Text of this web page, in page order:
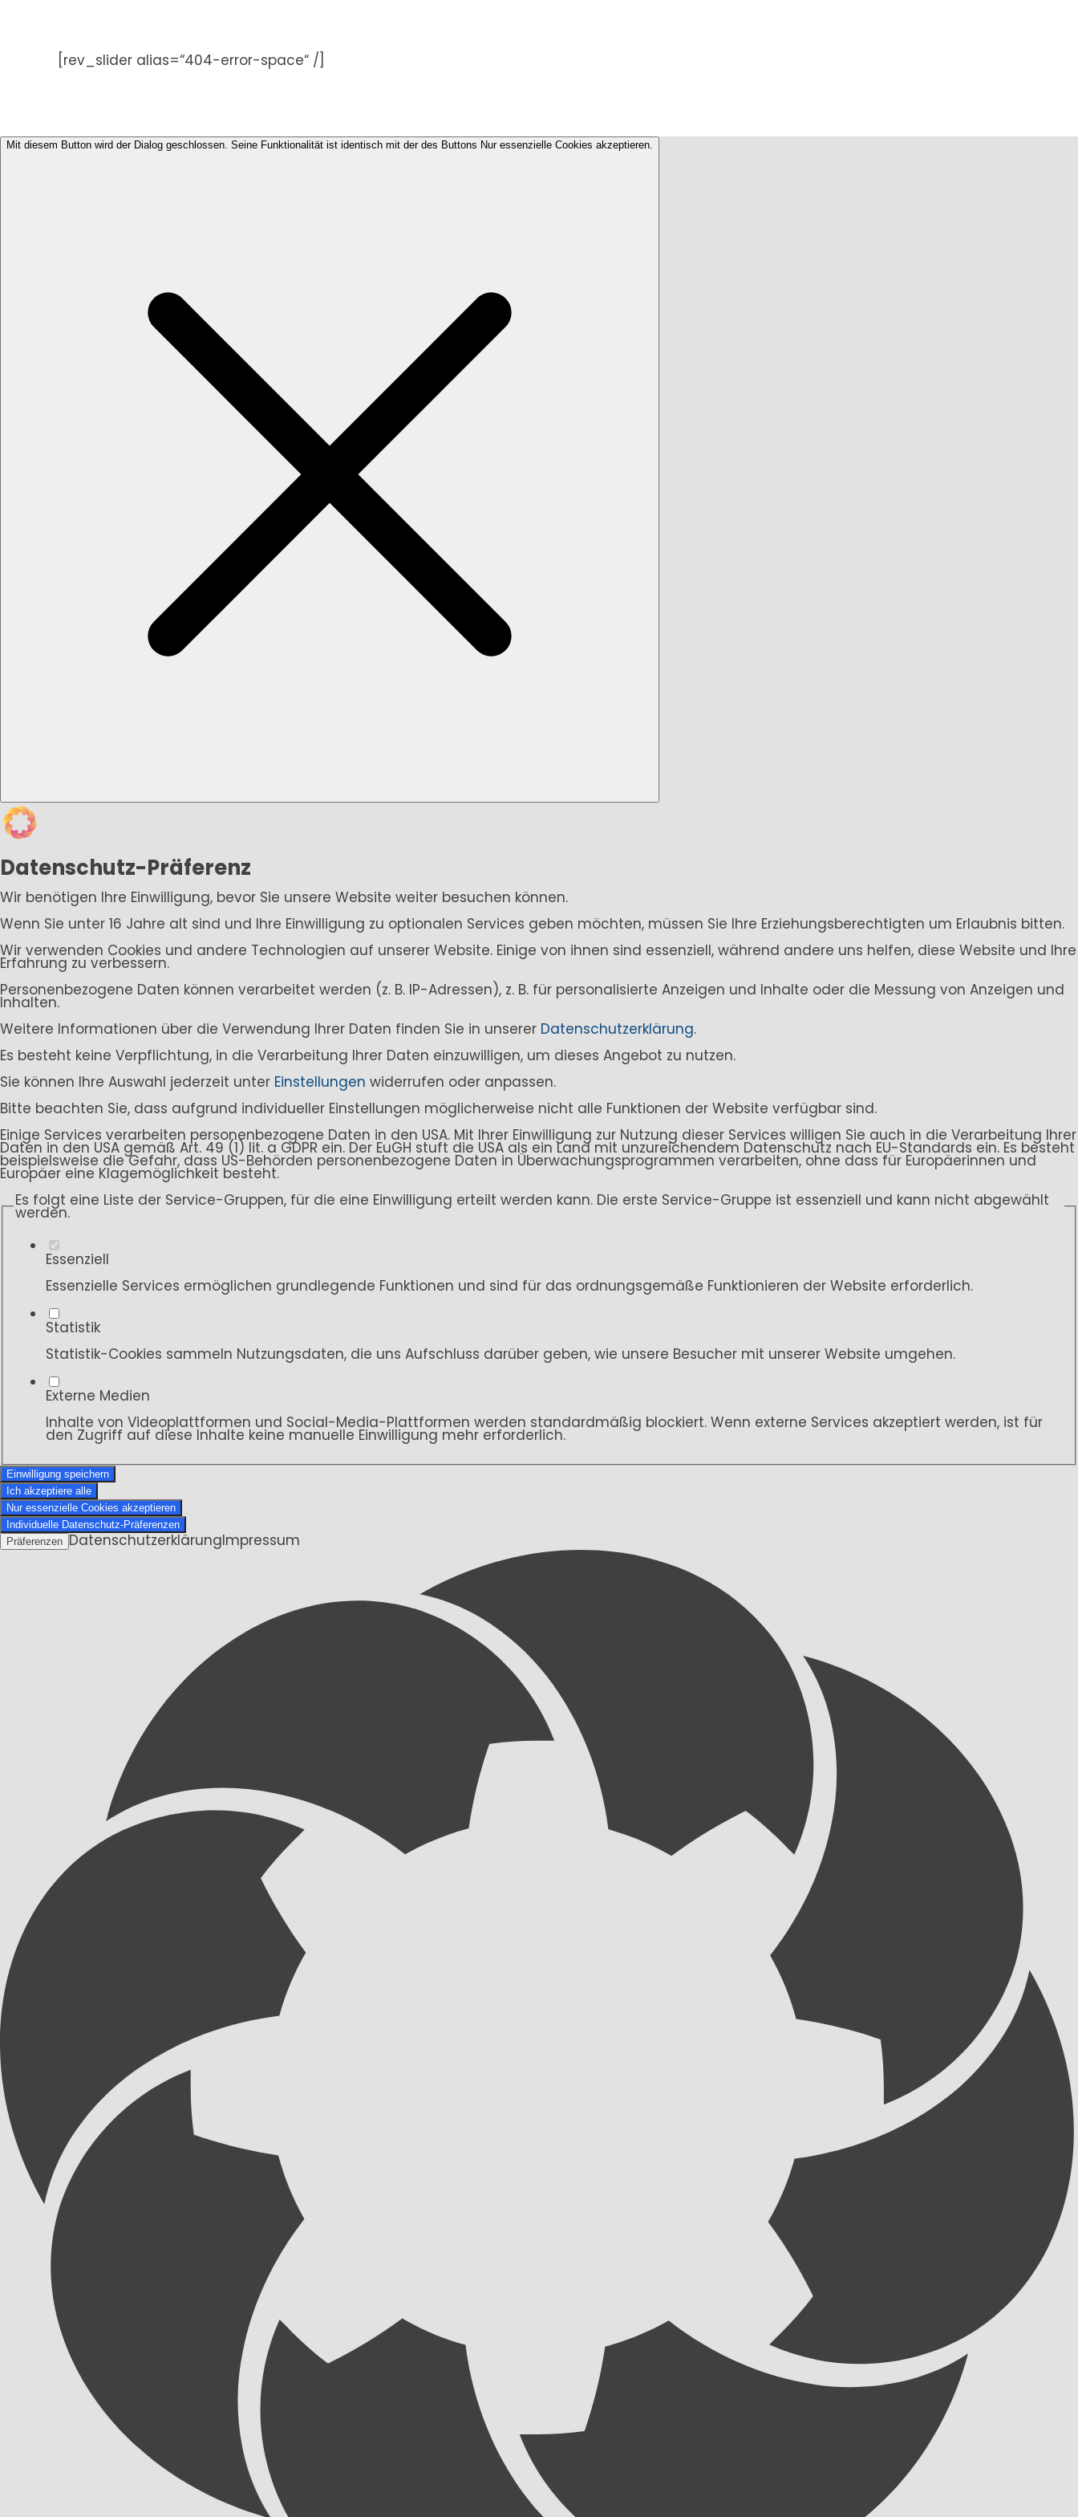
[rev_slider alias=“404-error-space“ /]
Mit diesem Button wird der Dialog geschlossen. Seine Funktionalität ist identisch mit der des Buttons Nur essenzielle Cookies akzeptieren.
Datenschutz-Präferenz
Wir benötigen Ihre Einwilligung, bevor Sie unsere Website weiter besuchen können.
Wenn Sie unter 16 Jahre alt sind und Ihre Einwilligung zu optionalen Services geben möchten, müssen Sie Ihre Erziehungsberechtigten um Erlaubnis bitten.
Wir verwenden Cookies und andere Technologien auf unserer Website. Einige von ihnen sind essenziell, während andere uns helfen, diese Website und Ihre
Erfahrung zu verbessern.
Personenbezogene Daten können verarbeitet werden (z. B. IP-Adressen), z. B. für personalisierte Anzeigen und Inhalte oder die Messung von Anzeigen und
Inhalten.
Weitere Informationen über die Verwendung Ihrer Daten finden Sie in unserer Datenschutzerklärung.
Es besteht keine Verpflichtung, in die Verarbeitung Ihrer Daten einzuwilligen, um dieses Angebot zu nutzen.
Sie können Ihre Auswahl jederzeit unter Einstellungen widerrufen oder anpassen.
Bitte beachten Sie, dass aufgrund individueller Einstellungen möglicherweise nicht alle Funktionen der Website verfügbar sind.
Einige Services verarbeiten personenbezogene Daten in den USA. Mit Ihrer Einwilligung zur Nutzung dieser Services willigen Sie auch in die Verarbeitung Ihrer
Daten in den USA gemäß Art. 49 (1) lit. a GDPR ein. Der EuGH stuft die USA als ein Land mit unzureichendem Datenschutz nach EU-Standards ein. Es besteht
beispielsweise die Gefahr, dass US-Behörden personenbezogene Daten in Überwachungsprogrammen verarbeiten, ohne dass für Europäerinnen und
Europäer eine Klagemöglichkeit besteht.
Es folgt eine Liste der Service-Gruppen, für die eine Einwilligung erteilt werden kann. Die erste Service-Gruppe ist essenziell und kann nicht abgewählt
werden.
Essenziell
Essenzielle Services ermöglichen grundlegende Funktionen und sind für das ordnungsgemäße Funktionieren der Website erforderlich.
Statistik
Statistik-Cookies sammeln Nutzungsdaten, die uns Aufschluss darüber geben, wie unsere Besucher mit unserer Website umgehen.
Externe Medien
Inhalte von Videoplattformen und Social-Media-Plattformen werden standardmäßig blockiert. Wenn externe Services akzeptiert werden, ist für
den Zugriff auf diese Inhalte keine manuelle Einwilligung mehr erforderlich.
Einwilligung speichern
Ich akzeptiere alle
Nur essenzielle Cookies akzeptieren
Individuelle Datenschutz-Präferenzen
Präferenzen DatenschutzerklärungImpressum